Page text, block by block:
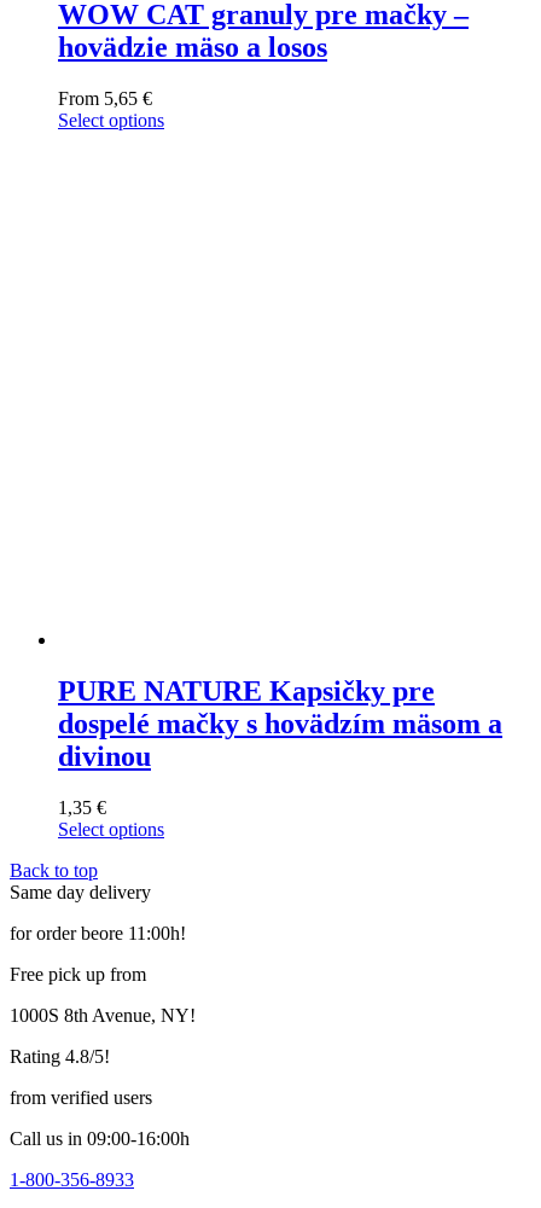
WOW CAT granuly pre mačky –
hovädzie mäso a losos
From 5,65 €
Select options
PURE NATURE Kapsičky pre
dospelé mačky s hovädzím mäsom a
divinou
1,35 €
Select options
product
has
variants.
options
be
chosen
on
the
product
page
Back to top
Same day delivery
for order beore 11:00h!
Free pick up from
1000S 8th Avenue, NY!
Rating 4.8/5!
from verified users
Call us in 09:00-16:00h
1-800-356-8933